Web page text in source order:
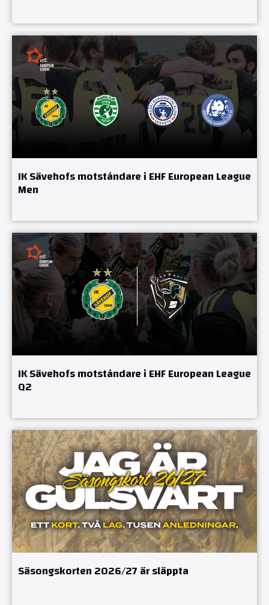
IK Sävehofs motståndare i EHF European League
Men
IK Sävehofs motståndare i EHF European League
Q2
Säsongskorten 2026/27 är släppta